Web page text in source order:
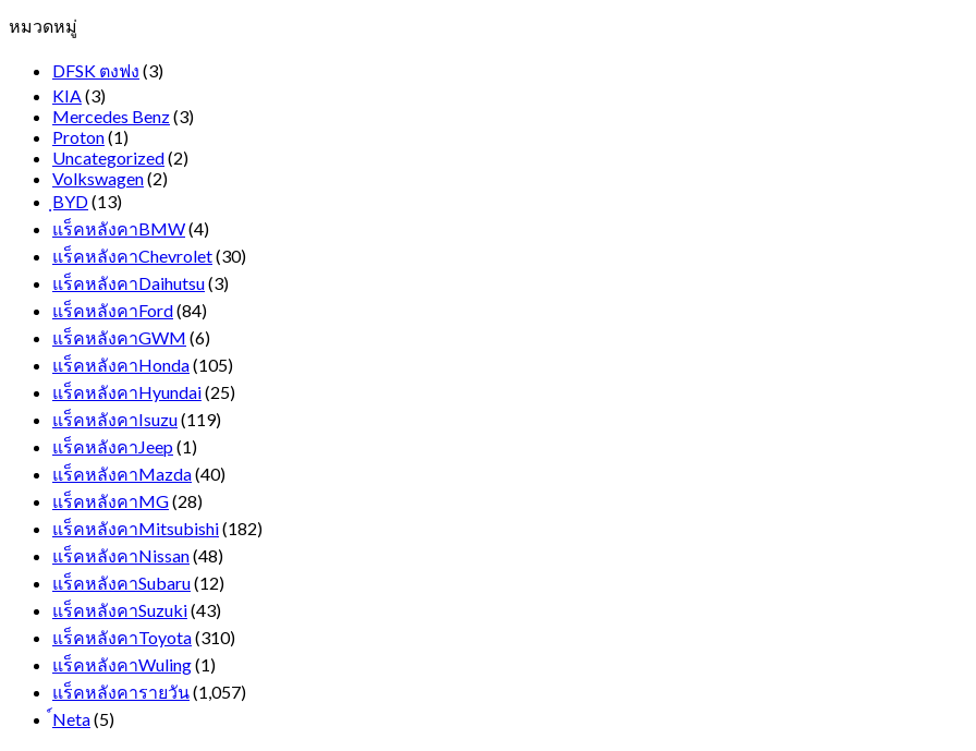
หมวดหมู่
DFSK ตงฟง (3)
KIA(3)
Mercedes Benz(3)
Proton(1)
Uncategorized(2)
Volkswagen(2)
ฺBYD(13)
แร็คหลังคาBMW(4)
แร็คหลังคาChevrolet(30)
แร็คหลังคาDaihutsu(3)
แร็คหลังคาFord(84)
แร็คหลังคาGWM (6)
แร็คหลังคาHonda(105)
แร็คหลังคาHyundai(25)
แร็คหลังคาIsuzu(119)
แร็คหลังคาJeep(1)
แร็คหลังคาMazda(40)
แร็คหลังคาMG(28)
แร็คหลังคาMitsubishi(182)
แร็คหลังคาNissan(48)
แร็คหลังคาSubaru(12)
แร็คหลังคาSuzuki(43)
แร็คหลังคาToyota(310)
แร็คหลังคาWuling(1)
แร็คหลังคารายวัน(1,057)
์Neta(5)